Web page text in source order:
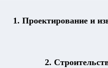
1. Проектирование и
2.